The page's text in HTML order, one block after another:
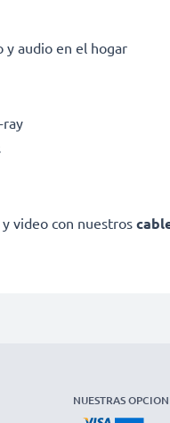
audio en el hogar
ray
video con nuestros
NUESTRAS